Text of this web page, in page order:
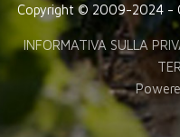
Copyright © 2009-2024 -
INFORMATIVA SULLA